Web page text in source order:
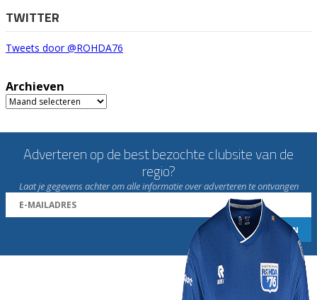
TWITTER
Tweets door @ROHDA76
Archieven
Archieven
Adverteren op de best bezochte clubsite van de
regio?
Laat je gegevens achter om alle informatie over adverteren te ontvangen